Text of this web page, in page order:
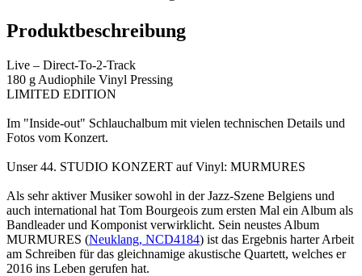
Produktbeschreibung
Live – Direct-To-2-Track
180 g Audiophile Vinyl Pressing
LIMITED EDITION
Im "In­si­de-out" Schlauch­al­bum mit vie­len tech­ni­schen De­tails und
Fo­tos vom Kon­zert.
Unser 44. STUDIO KONZERT auf Vinyl: MURMURES
Als sehr aktiver Musiker sowohl in der Jazz-Szene Belgiens und
auch international hat Tom Bourgeois zum ersten Mal ein Album als
Bandleader und Komponist verwirklicht. Sein neustes Album
MURMURES (Neuklang, NCD4184) ist das Ergebnis harter Arbeit
am Schreiben für das gleichnamige akustische Quartett, welches er
2016 ins Leben gerufen hat.